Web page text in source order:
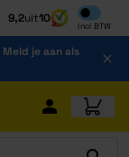
9,2uit10
Incl BTW
Inclusief
Meld je aan als